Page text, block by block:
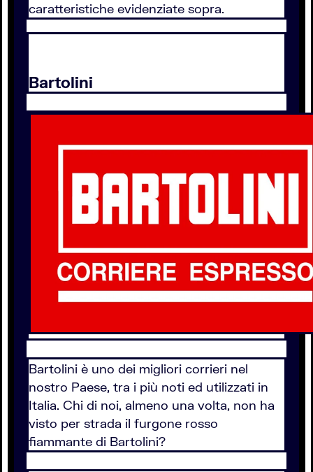
caratteristiche evidenziate sopra.
Bartolini
Bartolini è uno dei migliori corrieri nel
nostro Paese, tra i più noti ed utilizzati in
Italia. Chi di noi, almeno una volta, non ha
visto per strada il furgone rosso
fiammante di Bartolini?